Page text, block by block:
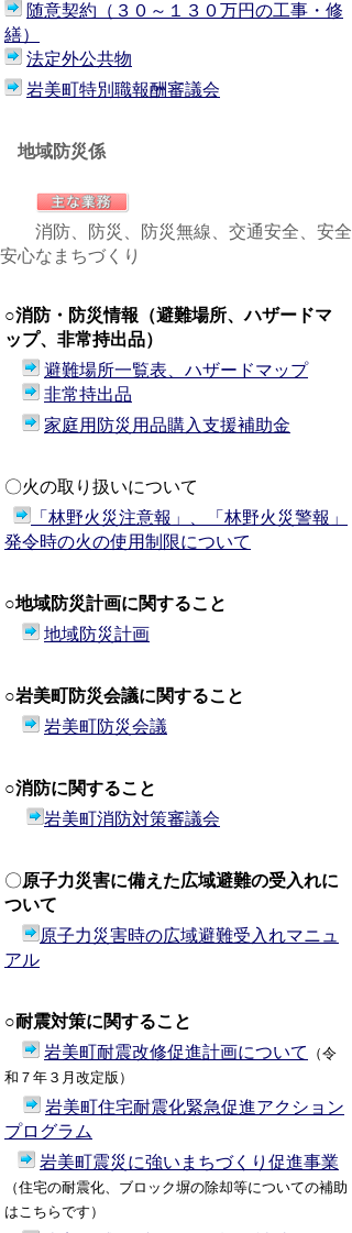
随意契約（３０～１３０万円の工事・修
繕）
法定外公共物
岩美町特別職報酬審議会
地域防災係
消防、防災、防災無線、交通安全、安全
安心なまちづくり
○消防・防災情報（避難場所、ハザードマ
ップ、非常持出品）
避難場所一覧表、ハザードマップ
非常持出品
家庭用防災用品購入支援補助金
〇火の取り扱いについて
「林野火災注意報」、「林野火災警報」
発令時の火の使用制限について
○地域防災計画に関すること
地域防災計画
○岩美町防災会議に関すること
岩美町防災会議
○消防に関すること
岩美町消防対策審議会
〇原子力災害に備えた広域避難の受入れに
ついて
原子力災害時の広域避難受入れマニュ
アル
○耐震対策に関すること
岩美町耐震改修促進計画について
（令
和７年３月改定版）
岩美町住宅耐震化緊急促進アクション
プログラム
岩美町震災に強いまちづくり促進事業
（住宅の耐震化、ブロック塀の除却等についての補助
はこちらです）